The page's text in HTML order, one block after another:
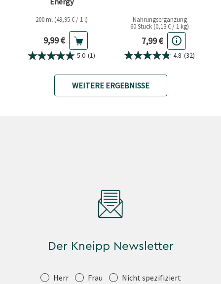
200 ml (49,95 € / 1 l)
Aktueller Preis
9,99 €
5.0 (1)
Nahrungsergänzung
60 Stück (0,13 € / 1 kg)
Aktueller Preis
7,99 €
4.8 (32)
WEITERE ERGEBNISSE
Der Kneipp Newsletter
Anrede Herr Frau Nicht spezifiziert